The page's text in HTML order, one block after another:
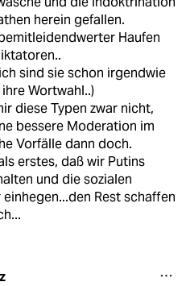
herein gefallen.
Haufen
sind sie schon irgendwie
Wortwahl..)
diese Typen zwar nicht,
bessere Moderation im
Vorfälle dann doch.
erstes, daß wir Putins
und die sozialen
Rest schaffen